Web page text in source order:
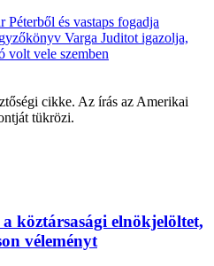
Péterből és vastaps fogadja
Varga Juditot igazolja,
volt vele szemben
cikke. Az írás az Amerikai
tükrözi.
köztársasági elnökjelöltet,
véleményt